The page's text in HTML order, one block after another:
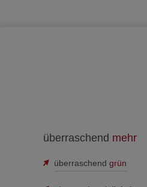
überraschend mehr
überraschend grün